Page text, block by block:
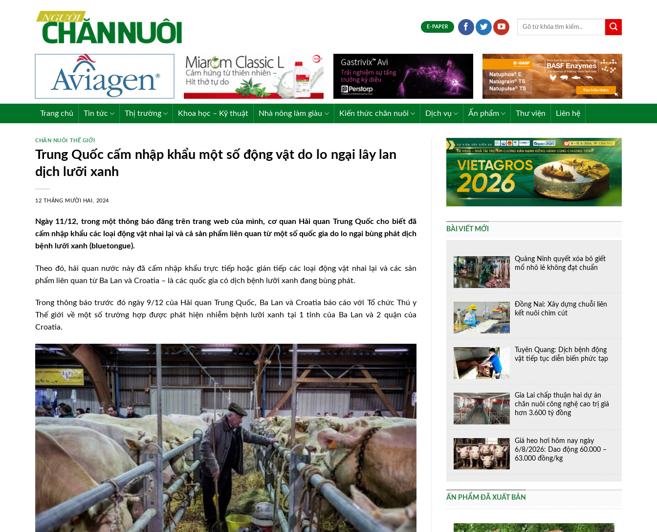
E-PAPER
Trang chủ Tin tức Thị trường Khoa học – Kỹ thuật Nhà nông làm giàu Kiến thức chăn nuôi Dịch vụ Ấn phẩm Thư viện Liên hệ
CHĂN NUÔI THẾ GIỚI
Trung Quốc cấm nhập khẩu một số động vật do lo ngại lây lan
dịch lưỡi xanh
12 THÁNG MƯỜI HAI, 2024
Ngày 11/12, trong một thông báo đăng trên trang web của mình, cơ quan Hải quan Trung Quốc cho biết đã
cấm nhập khẩu các loại động vật nhai lại và cả sản phẩm liên quan từ một số quốc gia do lo ngại bùng phát dịch
bệnh lưỡi xanh (bluetongue).
Theo đó, hải quan nước này đã cấm nhập khẩu trực tiếp hoặc gián tiếp các loại động vật nhai lại và các sản
phẩm liên quan từ Ba Lan và Croatia – là các quốc gia có dịch bệnh lưỡi xanh đang bùng phát.
Trong thông báo trước đó ngày 9/12 của Hải quan Trung Quốc, Ba Lan và Croatia báo cáo với Tổ chức Thú y
Thế giới về một số trường hợp được phát hiện nhiễm bệnh lưỡi xanh tại 1 tỉnh của Ba Lan và 2 quận của
Croatia.
BÀI VIẾT MỚI
Quảng Ninh quyết xóa bỏ giết
mổ nhỏ lẻ không đạt chuẩn
Đồng Nai: Xây dựng chuỗi liên
kết nuôi chim cút
Tuyên Quang: Dịch bệnh động
vật tiếp tục diễn biến phức tạp
Gia Lai chấp thuận hai dự án
chăn nuôi công nghệ cao trị giá
hơn 3.600 tỷ đồng
Giá heo hơi hôm nay ngày
6/8/2026: Dao động 60.000 –
63.000 đồng/kg
ẤN PHẨM ĐÃ XUẤT BẢN